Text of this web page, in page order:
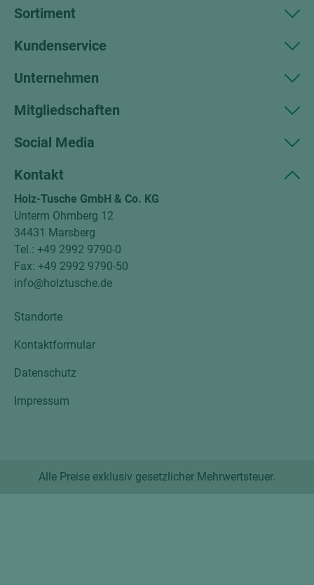
Sortiment
Kundenservice
Unternehmen
Mitgliedschaften
Social Media
Kontakt
Holz-Tusche GmbH & Co. KG
Unterm Ohmberg 12
34431 Marsberg
Tel.: +49 2992 9790-0
Fax: +49 2992 9790-50
info@holztusche.de
Standorte
Kontaktformular
Datenschutz
Impressum
Alle Preise exklusiv gesetzlicher Mehrwertsteuer.